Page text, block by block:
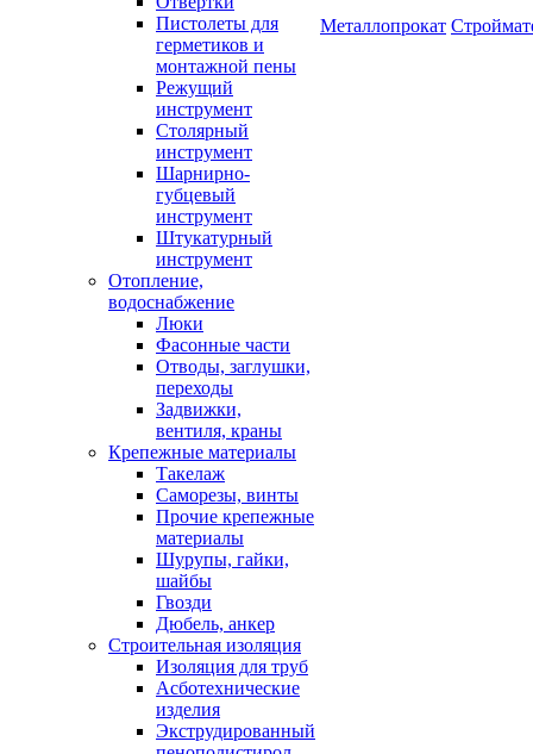
Пистолеты для
герметиков и
монтажной пены
Режущий
инструмент
Столярный
инструмент
Шарнирно-
губцевый
инструмент
Штукатурный
инструмент
Отопление,
водоснабжение
Люки
Фасонные части
Отводы, заглушки,
переходы
Задвижки,
вентиля, краны
Крепежные материалы
Такелаж
Саморезы, винты
Прочие крепежные
материалы
Шурупы, гайки,
шайбы
Гвозди
Дюбель, анкер
Строительная изоляция
Изоляция для труб
Асботехнические
изделия
Экструдированный
Металлопрокат